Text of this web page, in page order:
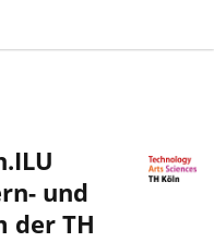
und
der TH